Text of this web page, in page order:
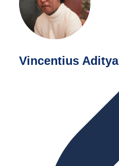
Vincentius Aditya